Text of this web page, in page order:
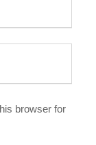
browser for